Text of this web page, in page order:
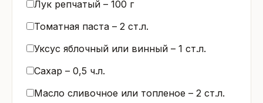
Лук репчатый – 100 г
Томатная паста – 2 ст.л.
Уксус яблочный или винный – 1 ст.л.
Сахар – 0,5 ч.л.
Масло сливочное или топленое – 2 ст.л.